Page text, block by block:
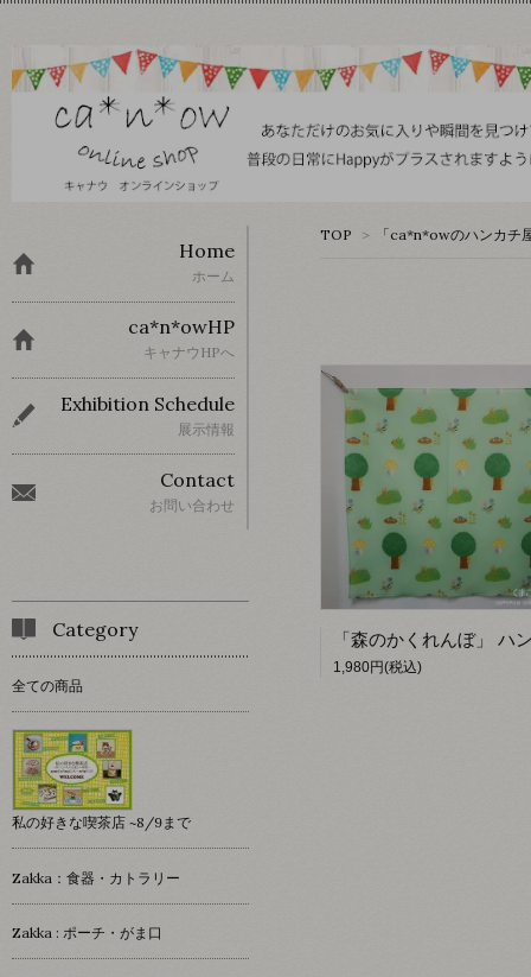
TOP > 「ca*n*owのハンカチ
1,980円(税込)
Home
ホーム
ca*n*owHP
キャナウHPへ
Exhibition Schedule
展示情報
Contact
お問い合わせ
Category
全ての商品
私の好きな喫茶店 ~8/9まで
Zakka：食器・カトラリー
Zakka : ポーチ・がま口